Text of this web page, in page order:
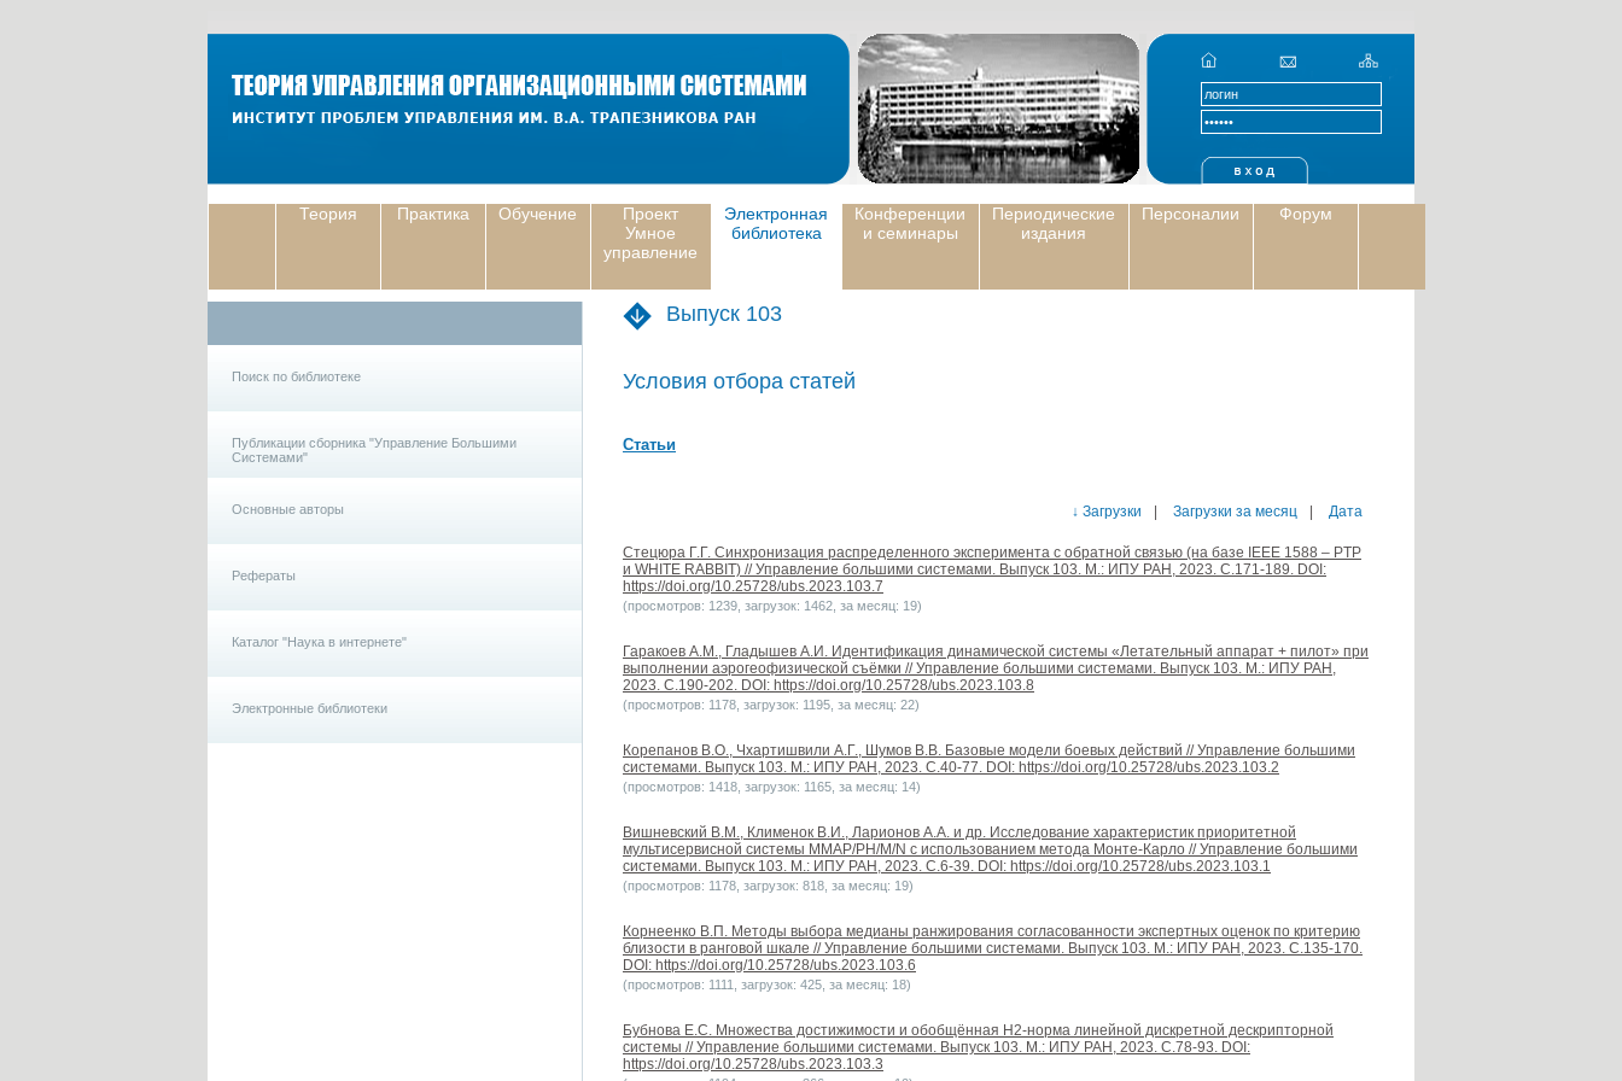
Теория Практика Обучение
Проект
Умное
управление
Электронная
библиотека
Конференции
и семинары
Периодические
издания
Персоналии Форум
Поиск по библиотеке
Публикации сборника "Управление Большими
Системами"
Основные авторы
Рефераты
Каталог "Наука в интернете"
Электронные библиотеки
Выпуск 103
Условия отбора статей
Статьи
↓ Загрузки Загрузки за месяц Дата
Стецюра Г.Г. Синхронизация распределенного эксперимента с обратной связью (на базе IEEE 1588 – PTP
и WHITE RABBIT) // Управление большими системами. Выпуск 103. М.: ИПУ РАН, 2023. С.171-189. DOI:
https://doi.org/10.25728/ubs.2023.103.7
(просмотров: 1239, загрузок: 1462, за месяц: 19)
Гаракоев А.М., Гладышев А.И. Идентификация динамической системы «Летательный аппарат + пилот» при
выполнении аэрогеофизической съёмки // Управление большими системами. Выпуск 103. М.: ИПУ РАН,
2023. С.190-202. DOI: https://doi.org/10.25728/ubs.2023.103.8
(просмотров: 1178, загрузок: 1195, за месяц: 22)
Корепанов В.О., Чхартишвили А.Г., Шумов В.В. Базовые модели боевых действий // Управление большими
системами. Выпуск 103. М.: ИПУ РАН, 2023. С.40-77. DOI: https://doi.org/10.25728/ubs.2023.103.2
(просмотров: 1418, загрузок: 1165, за месяц: 14)
Вишневский В.М., Клименок В.И., Ларионов А.А. и др. Исследование характеристик приоритетной
мультисервисной системы MMAP/PH/M/N с использованием метода Монте-Карло // Управление большими
системами. Выпуск 103. М.: ИПУ РАН, 2023. С.6-39. DOI: https://doi.org/10.25728/ubs.2023.103.1
(просмотров: 1178, загрузок: 818, за месяц: 19)
Корнеенко В.П. Методы выбора медианы ранжирования согласованности экспертных оценок по критерию
близости в ранговой шкале // Управление большими системами. Выпуск 103. М.: ИПУ РАН, 2023. С.135-170.
DOI: https://doi.org/10.25728/ubs.2023.103.6
(просмотров: 1111, загрузок: 425, за месяц: 18)
Бубнова Е.С. Множества достижимости и обобщённая H2-норма линейной дискретной дескрипторной
системы // Управление большими системами. Выпуск 103. М.: ИПУ РАН, 2023. С.78-93. DOI:
https://doi.org/10.25728/ubs.2023.103.3